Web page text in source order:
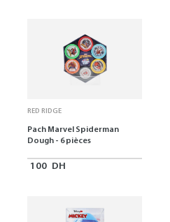
RED RIDGE
Pach Marvel Spiderman
Dough - 6 pièces
100 DH